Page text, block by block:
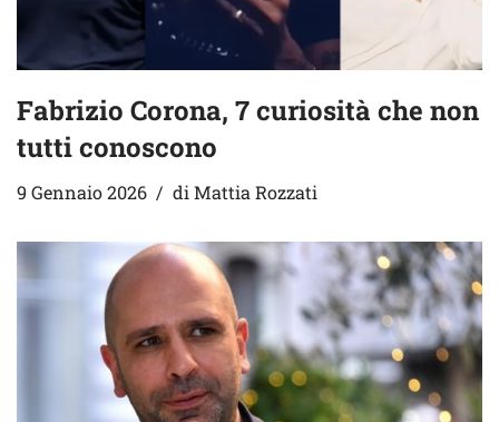
Fabrizio Corona, 7 curiosità che non
tutti conoscono
9 Gennaio 2026 di Mattia Rozzati